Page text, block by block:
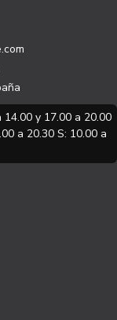
14.00 y 17.00 a 20.00
a 20.30 S: 10.00 a